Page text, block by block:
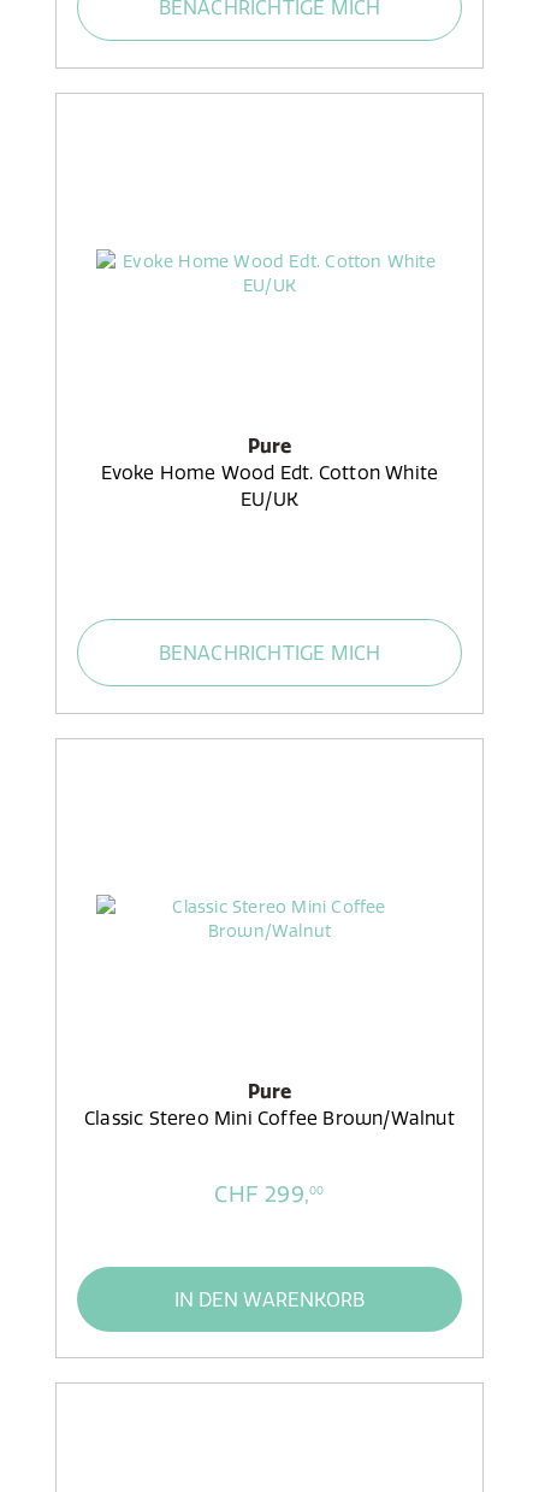
BENACHRICHTIGE MICH
Pure
Evoke Home Wood Edt. Cotton White
EU/UK
BENACHRICHTIGE MICH
Pure
Classic Stereo Mini Coffee Brown/Walnut
CHF 299,00
IN DEN WARENKORB